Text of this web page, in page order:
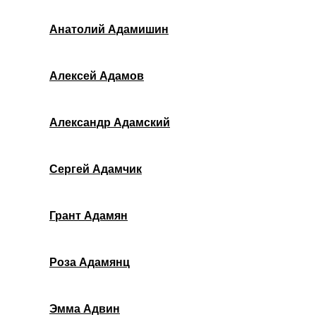
Анатолий Адамишин
Алексей Адамов
Александр Адамский
Сергей Адамчик
Грант Адамян
Роза Адамянц
Эмма Адвин